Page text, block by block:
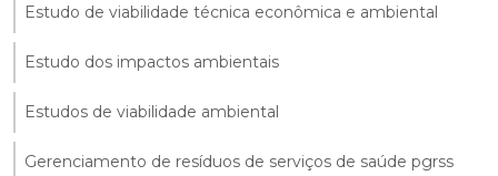
Estudo de viabilidade técnica econômica e ambiental
Estudo dos impactos ambientais
Estudos de viabilidade ambiental
Gerenciamento de resíduos de serviços de saúde pgrss